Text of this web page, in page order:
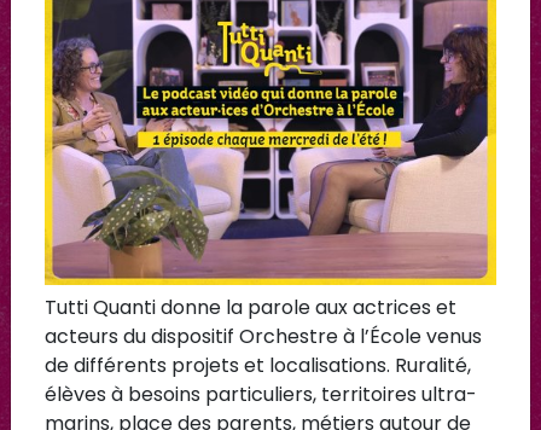
Travailler en collaboration
Gérer le parc instrumental
Construire la pédagogie
Choisir le répertoire
IV. Faire rayonner le projet
Gérer son parc instrumental
Tutti Quanti donne la parole aux actrices et
acteurs du dispositif Orchestre à l’École venus
de différents projets et localisations. Ruralité,
élèves à besoins particuliers, territoires ultra-
marins, place des parents, métiers autour de